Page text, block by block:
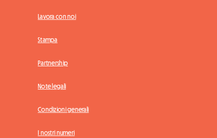
Lavora con noi
Stampa
Partnership
Note legali
Condizioni generali
I nostri numeri